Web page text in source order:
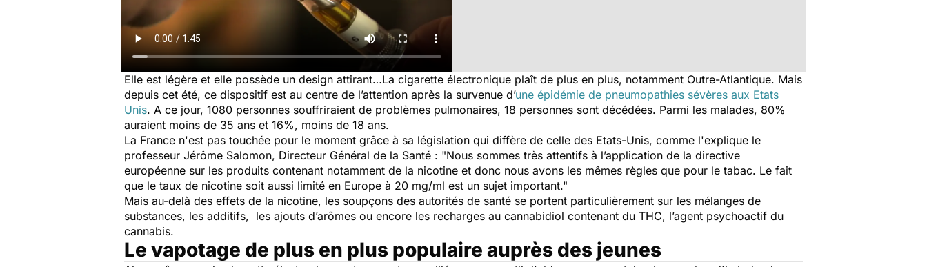
Elle est légère et elle possède un design attirant…La cigarette électronique plaît de plus en plus, notamment Outre-Atlantique. Mais
depuis cet été, ce dispositif est au centre de l’attention après la survenue d’une épidémie de pneumopathies sévères aux Etats
Unis. A ce jour, 1080 personnes souffriraient de problèmes pulmonaires, 18 personnes sont décédées. Parmi les malades, 80%
auraient moins de 35 ans et 16%, moins de 18 ans.
La France n'est pas touchée pour le moment grâce à sa législation qui diffère de celle des Etats-Unis, comme l'explique le
professeur Jérôme Salomon, Directeur Général de la Santé : "Nous sommes très attentifs à l’application de la directive
européenne sur les produits contenant notamment de la nicotine et donc nous avons les mêmes règles que pour le tabac. Le fait
que le taux de nicotine soit aussi limité en Europe à 20 mg/ml est un sujet important."
Mais au-delà des effets de la nicotine, les soupçons des autorités de santé se portent particulièrement sur les mélanges de
substances, les additifs, les ajouts d’arômes ou encore les recharges au cannabidiol contenant du THC, l’agent psychoactif du
cannabis.
Le vapotage de plus en plus populaire auprès des jeunes